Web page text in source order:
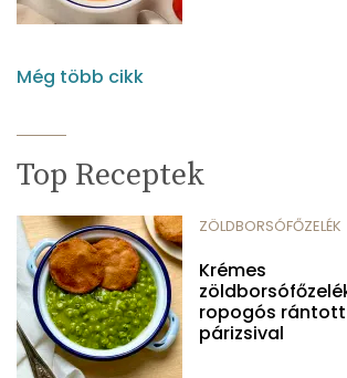
Még több cikk
Top Receptek
ZÖLDBORSÓFŐZELÉK
Krémes
ropogós rántott
párizsival